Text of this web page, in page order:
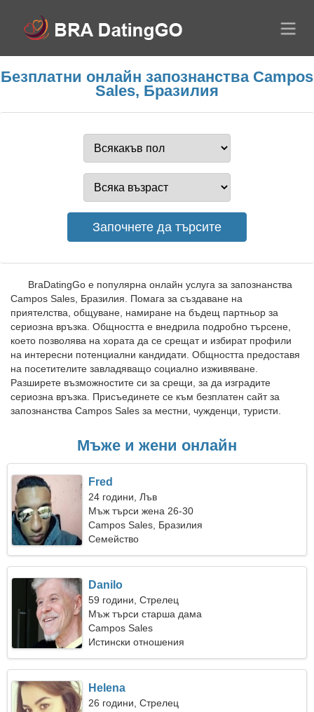
Безплатни онлайн запознанства Campos
Sales, Бразилия
BraDatingGo е популярна онлайн услуга за запознанства
Campos Sales, Бразилия. Помага за създаване на
приятелства, общуване, намиране на бъдещ партньор за
сериозна връзка. Общността е внедрила подробно търсене,
което позволява на хората да се срещат и избират профили
на интересни потенциални кандидати. Общността предоставя
на посетителите завладяващо социално изживяване.
Разширете възможностите си за срещи, за да изградите
сериозна връзка. Присъединете се към безплатен сайт за
запознанства Campos Sales за местни, чужденци, туристи.
Мъже и жени онлайн
Fred
24 години, Лъв
Мъж търси жена 26-30
Campos Sales, Бразилия
Семейство
Danilo
59 години, Стрелец
Мъж търси старша дама
Campos Sales
Истински отношения
Helena
26 години, Стрелец